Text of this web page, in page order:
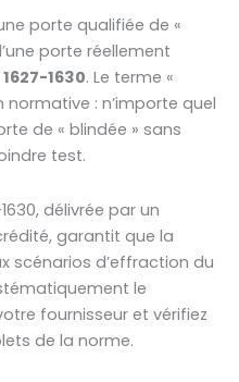
porte qualifiée de «
porte réellement
1630. Le terme «
normative : n’importe quel
de « blindée » sans
test.
délivrée par un
garantit que la
scénarios d’effraction du
le
fournisseur et vérifiez
de la norme.